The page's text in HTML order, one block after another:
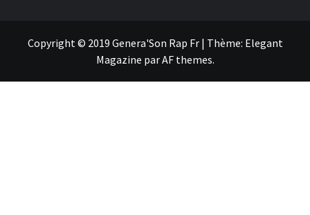
Copyright © 2019 Genera'Son Rap Fr | Thème: Elegant
Magazine parAF themes.